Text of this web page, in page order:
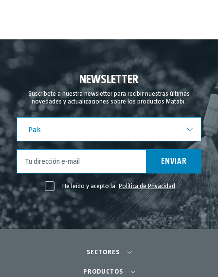
NEWSLETTER
Suscríbete a nuestra newsletter para recibir nuestras últimas
novedades y actualizaciones sobre los productos Matabi.
País
ENVIAR
He leído y acepto la Política de Privacidad
SECTORES
Agricultura-Huerta
PRODUCTOS